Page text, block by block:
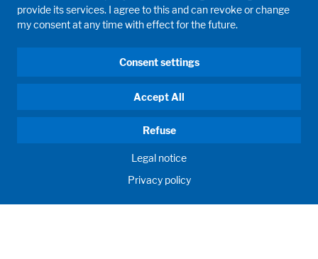
provide its services. I agree to this and can revoke or change
my consent at any time with effect for the future.
Consent settings
Accept All
Refuse
Legal notice
Privacy policy